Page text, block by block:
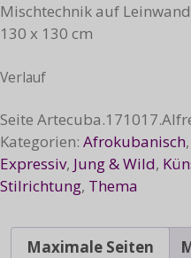
Mischtechnik auf Leinwand
130 x 130 cm
Verlauf
Seite
Kategorien: Afrokubanisch,
Expressiv, Jung & Wild,
Stilrichtung, Thema
Maximale Seiten